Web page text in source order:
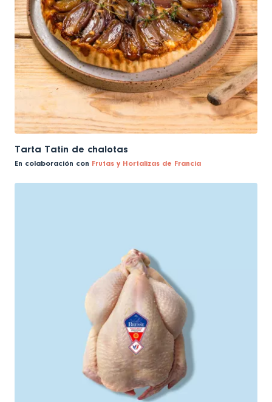
Tarta Tatin de chalotas
En colaboración con Frutas y Hortalizas de Francia